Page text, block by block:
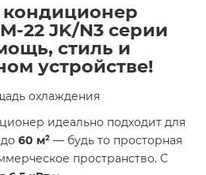
22 JK/N3 серии
стиль и
устройстве!
охлаждения
идеально подходит для
60 м² — будь то просторная
пространство. С